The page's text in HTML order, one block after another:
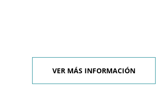
VER MÁS INFORMACIÓN